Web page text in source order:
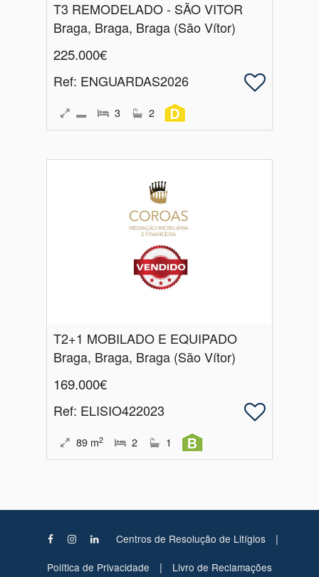
T3 REMODELADO - SÃO VITOR
Braga, Braga, Braga (São Vítor)
225.000€
Ref: ENGUARDAS2026
3 2
T2+1 MOBILADO E EQUIPADO
Braga, Braga, Braga (São Vítor)
169.000€
Ref: ELISIO422023
89 m2 2 1
Centros de Resolução de Litígios |
Política de Privacidade | Livro de Reclamações